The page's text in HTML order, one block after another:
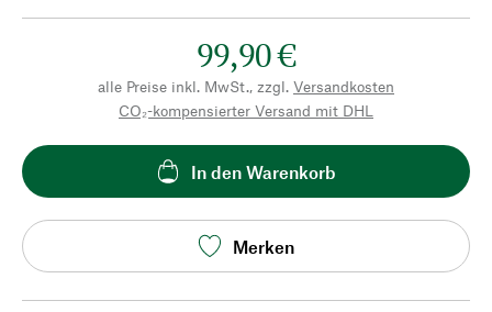
99,90 €
alle Preise inkl. MwSt., zzgl. Versandkosten
CO₂-kompensierter Versand mit DHL
In den Warenkorb
Merken